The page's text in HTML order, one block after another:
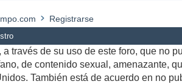
Registrarse
a través de su uso de este foro, que no
de contenido sexual, amenazante,
También está de acuerdo en no